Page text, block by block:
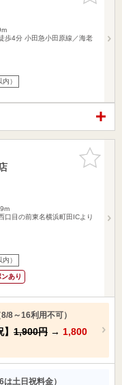
歩4分 小田急小田原線／海老
）
お気に入
りに追加
口目の前東名横浜町田ICより
）
あり
8～16利用不可）
1,900円 → 1,800
土日祝料金）